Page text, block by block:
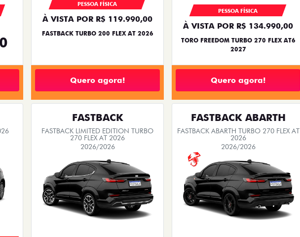
PESSOA FÍSICA
À VISTA POR R$ 119.990,00
FASTBACK TURBO 200 FLEX AT 2026
Quero agora!
PESSOA FÍSICA
À VISTA POR R$ 134.990,00
TORO FREEDOM TURBO 270 FLEX AT6
2027
Quero agora!
FASTBACK
FASTBACK LIMITED EDITION TURBO
270 FLEX AT 2026
2026/2026
FASTBACK ABARTH
FASTBACK ABARTH TURBO 270 FLEX AT
2026
2026/2026